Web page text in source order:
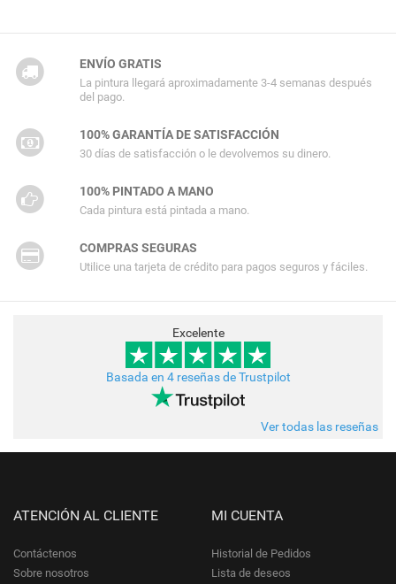
ENVÍO GRATIS
La pintura llegará aproximadamente 3-4 semanas después
del pago.
100% GARANTÍA DE SATISFACCIÓN
30 días de satisfacción o le devolvemos su dinero.
100% PINTADO A MANO
Cada pintura está pintada a mano.
COMPRAS SEGURAS
Utilice una tarjeta de crédito para pagos seguros y fáciles.
Excelente
Basada en 4 reseñas de Trustpilot
Ver todas las reseñas
ATENCIÓN AL CLIENTE
Contáctenos
Sobre nosotros
MI CUENTA
Historial de Pedidos
Lista de deseos